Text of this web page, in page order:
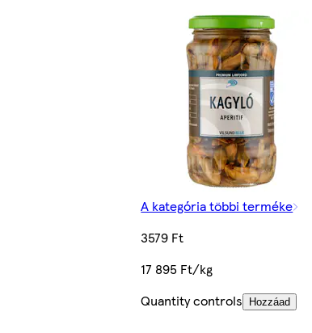
A kategória többi terméke
3579 Ft
17 895 Ft/kg
Quantity controls Hozzáad